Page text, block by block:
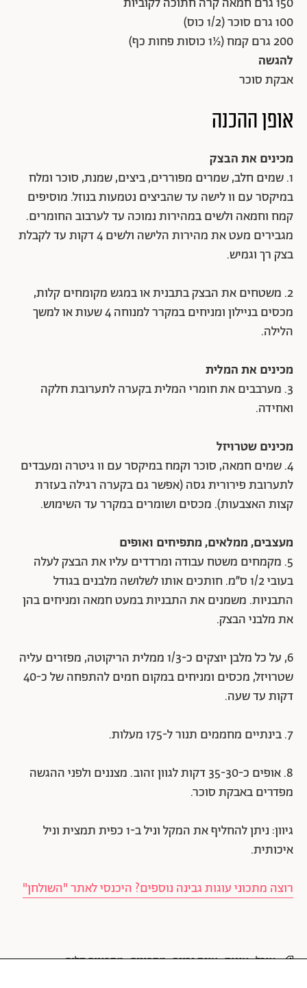
100 גרם סוכר (1/2 כוס)
200 גרם קמח (½1 כוסות פחות כף)
להגשה
אבקת סוכר
אופן ההכנה
מכינים את הבצק
1. שמים חלב, שמרים מפוררים, ביצים, שמנת, סוכר ומלח
במיקסר עם וו לישה עד שהביצים נטמעות בנוזל. מוסיפים
קמח וחמאה ולשים במהירות נמוכה עד לערבוב החומרים.
מגבירים מעט את מהירות הלישה ולשים 4 דקות עד לקבלת
בצק רך וגמיש.
2. משטחים את הבצק בתבנית או במגש מקומחים קלות,
מכסים בניילון ומניחים במקרר למנוחה 4 שעות או למשך
הלילה.
מכינים את המלית
3. מערבבים את חומרי המלית בקערה לתערובת חלקה
ואחידה.
מכינים שטרויזל
4. שמים חמאה, סוכר וקמח במיקסר עם וו גיטרה ומעבדים
לתערובת פירורית גסה (אפשר גם בקערה רגילה בעזרת
קצות האצבעות). מכסים ושומרים במקרר עד השימוש.
מעצבים, ממלאים, מתפיחים ואופים
5. מקמחים משטח עבודה ומרדדים עליו את הבצק לעלה
בעובי 1/2 ס”מ. חותכים אותו לשלושה מלבנים בגודל
התבניות. משמנים את התבניות במעט חמאה ומניחים בהן
את מלבני הבצק.
6, על כל מלבן יוצקים כ-1/3 ממלית הריקוטה, מפזרים עליה
שטרויזל, מכסים ומניחים במקום חמים להתפחה של כ-40
דקות עד שעה.
7. בינתיים מחממים תנור ל-175 מעלות.
8. אופים כ-35-30 דקות לגוון זהוב. מצננים ולפני ההגשה
מפדרים באבקת סוכר.
גיוון: ניתן להחליף את המקל וניל ב-1 כפית תמצית וניל
איכותית.
רוצה מתכוני עוגות גבינה נוספים? היכנסי לאתר "השולחן"
אוכל עוגות עוגת גבינה מתכונים מתכונים קלים